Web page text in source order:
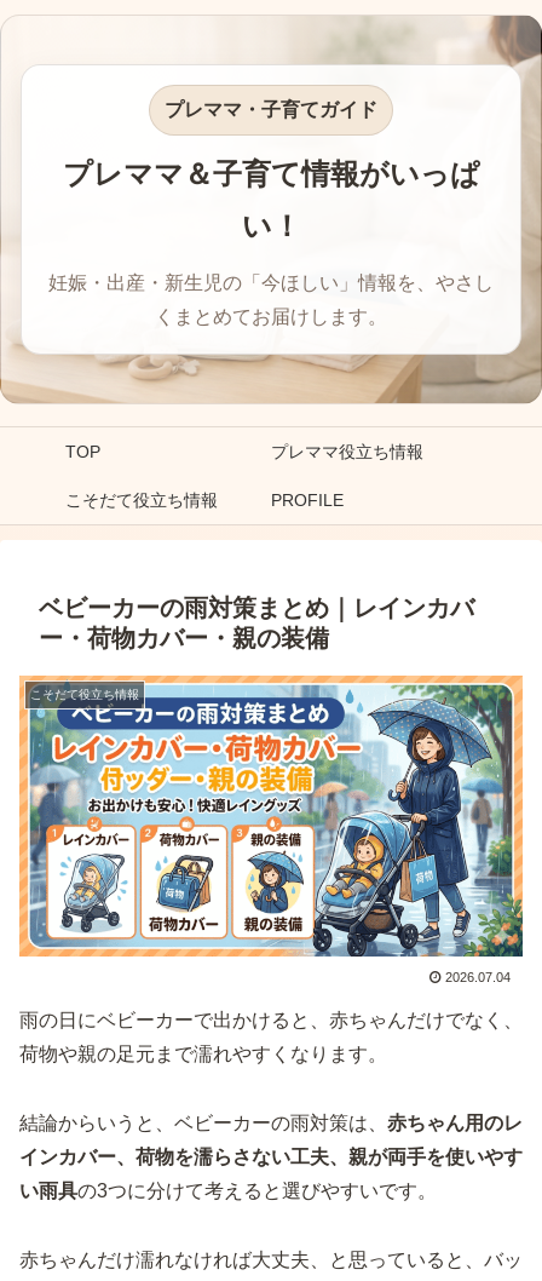
プレママ・子育てガイド
プレママ＆子育て情報がいっぱ
い！
妊娠・出産・新生児の「今ほしい」情報を、やさし
くまとめてお届けします。
TOP プレママ役立ち情報
こそだて役立ち情報 PROFILE
ベビーカーの雨対策まとめ｜レインカバ
ー・荷物カバー・親の装備
こそだて役立ち情報
2026.07.04
雨の日にベビーカーで出かけると、赤ちゃんだけでなく、
荷物や親の足元まで濡れやすくなります。
結論からいうと、ベビーカーの雨対策は、 赤ちゃん用のレ
インカバー、荷物を濡らさない工夫、親が両手を使いやす
い雨具の3つに分けて考えると選びやすいです。
赤ちゃんだけ濡れなければ大丈夫、と思っていると、バッ